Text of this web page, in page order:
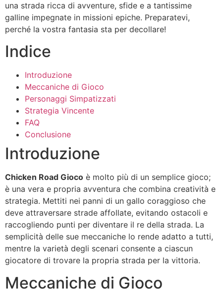
una strada ricca di avventure, sfide e a tantissime
galline impegnate in missioni epiche. Preparatevi,
perché la vostra fantasia sta per decollare!
Indice
Introduzione
Meccaniche di Gioco
Personaggi Simpatizzati
Strategia Vincente
FAQ
Conclusione
Introduzione
Chicken Road Gioco è molto più di un semplice gioco;
è una vera e propria avventura che combina creatività e
strategia. Mettiti nei panni di un gallo coraggioso che
deve attraversare strade affollate, evitando ostacoli e
raccogliendo punti per diventare il re della strada. La
semplicità delle sue meccaniche lo rende adatto a tutti,
mentre la varietà degli scenari consente a ciascun
giocatore di trovare la propria strada per la vittoria.
Meccaniche di Gioco